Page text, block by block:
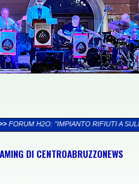
RIFIUTI A SULMONA, GET ENERGY
DI CENTROABRUZZONEWS